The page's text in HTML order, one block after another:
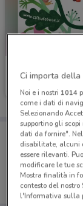
Scade il 31/12
Puoi
dal
Ci importa
Noi e i nostri 1014
come i dati di
Selezionando
supportino gli
dati da fornire".
disabilitate, alcuni
essere rilevanti.
modificare le tue
Mostra finalità in
contesto del
l'Informativa sulla